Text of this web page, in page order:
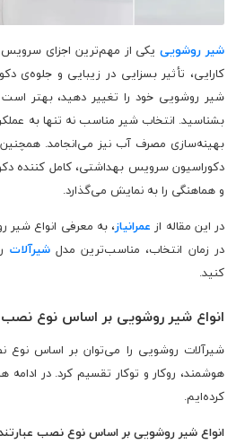
شیر روشویییکی از مهم‌ترین اجزای
کارایی، تأثیر بسزایی در زیبایی و جلوه‌ی
شیر روشویی خود را تغییر دهید، بهتر است
بشناسید. انتخاب شیر مناسب نه تنها به
بهینه‌سازی مصرف آب نیز می‌انجامد.
دکوراسیون سرویس بهداشتی، کامل کننده
و هماهنگی را به نمایش می‌گذارد‌.
در این مقاله از عمرانیاز، به معرفی انواع شیر
در زمان انتخاب، مناسب‌ترین مدلشیرآلات
کنید.
انواع شیر روشویی بر اساس نوع نصب
شیرآلات روشویی را می‌توان بر اساس
هوشمند، روکار و توکار تقسیم کرد. در
کرده‌ایم.
انواع شیر روشویی بر اساس نوع نصب عبارتند